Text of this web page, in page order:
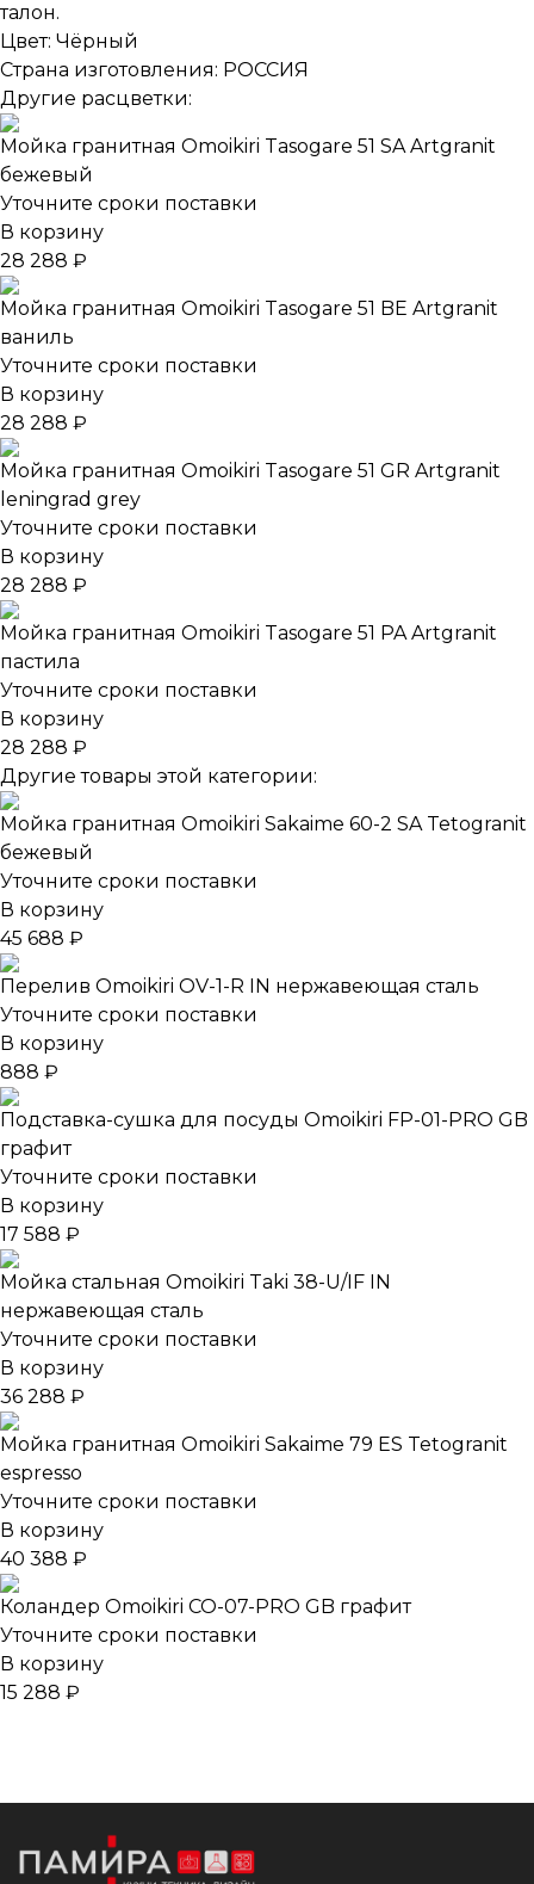
талон.
Цвет: Чёрный
Страна изготовления: РОССИЯ
Другие расцветки:
Мойка гранитная Omoikiri Tasogare 51 SA Artgranit
бежевый
Уточните сроки поставки
В корзину
28 288 ₽
Мойка гранитная Omoikiri Tasogare 51 BE Artgranit
ваниль
Уточните сроки поставки
В корзину
28 288 ₽
Мойка гранитная Omoikiri Tasogare 51 GR Artgranit
leningrad grey
Уточните сроки поставки
В корзину
28 288 ₽
Мойка гранитная Omoikiri Tasogare 51 PA Artgranit
пастила
Уточните сроки поставки
В корзину
28 288 ₽
Другие товары этой категории:
Мойка гранитная Omoikiri Sakaime 60-2 SA Tetogranit
бежевый
Уточните сроки поставки
В корзину
45 688 ₽
Перелив Omoikiri OV-1-R IN нержавеющая сталь
Уточните сроки поставки
В корзину
888 ₽
Подставка-сушка для посуды Omoikiri FP-01-PRO GB
графит
Уточните сроки поставки
В корзину
17 588 ₽
Мойка стальная Omoikiri Taki 38-U/IF IN
нержавеющая сталь
Уточните сроки поставки
В корзину
36 288 ₽
Мойка гранитная Omoikiri Sakaime 79 ES Tetogranit
espresso
Уточните сроки поставки
В корзину
40 388 ₽
Коландер Omoikiri CO-07-PRO GB графит
Уточните сроки поставки
В корзину
15 288 ₽